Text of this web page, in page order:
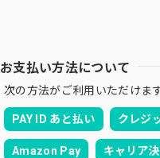
お支払い方法について
次の方法がご利用いただけます
PAY ID あと払い クレジ
Amazon Pay キャリア